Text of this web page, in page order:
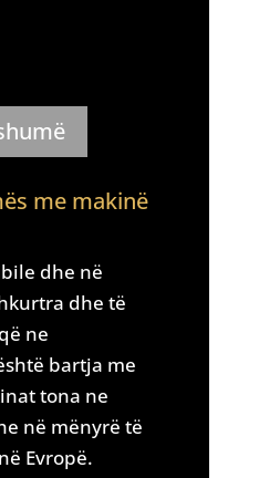
me makinë
dhe në
dhe të
ne
bartja me
tona ne
në mënyrë të
Evropë.